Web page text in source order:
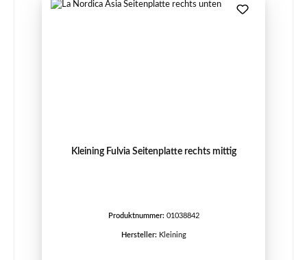
Kleining Fulvia Seitenplatte rechts mittig
Produktnummer: 01038842
Hersteller: Kleining